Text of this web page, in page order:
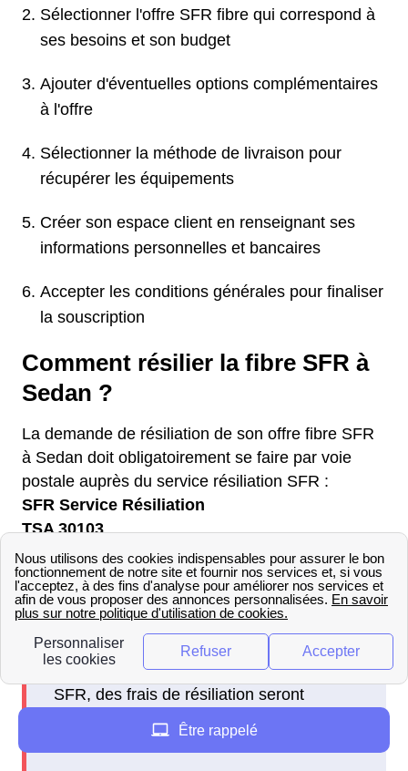
Sélectionner l'offre SFR fibre qui correspond à
ses besoins et son budget
Ajouter d'éventuelles options complémentaires
à l'offre
Sélectionner la méthode de livraison pour
récupérer les équipements
Créer son espace client en renseignant ses
informations personnelles et bancaires
Accepter les conditions générales pour finaliser
la souscription
Comment résilier la fibre SFR à
Sedan ?
La demande de résiliation de son offre fibre SFR
à Sedan doit obligatoirement se faire par voie
postale auprès du service résiliation SFR :
SFR Service Résiliation
TSA 30103
69947 Lyon Cedex 20
Si l'abonné est encore engagé auprès de
SFR, des frais de résiliation seront
facturés proportionnellement à la durée
Être rappelé